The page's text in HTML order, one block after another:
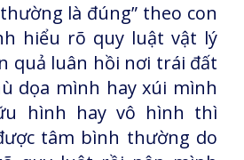
là đúng” theo con
hiểu rõ quy luật vật lý
quả luân hồi nơi trái đất
dọa mình hay xúi mình
hình hay vô hình thì
tâm bình thường do